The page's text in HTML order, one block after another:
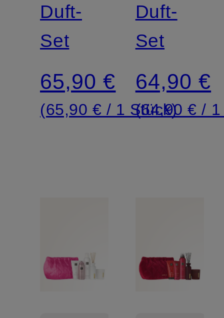
-
SUEDE
VANILLA
Duft-
Set
65,90 €
(65,90 € / 1 Stück)
Duft-
Set
64,90 €
(64,90 € /